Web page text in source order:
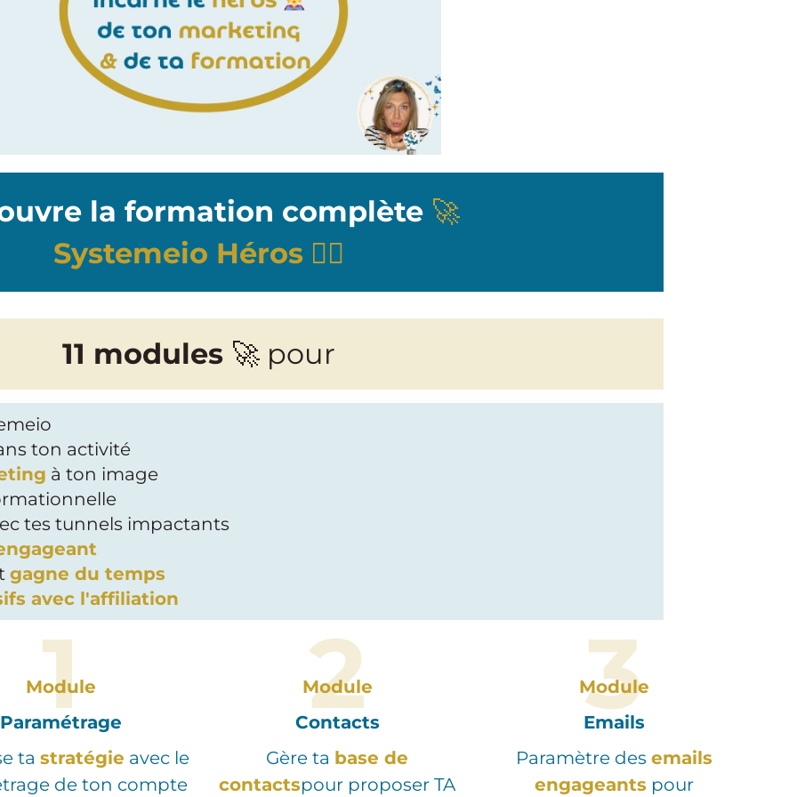
la formation complète 🚀
Systemeio Héros 🦸‍♀️
11 modules 🚀 pour
ton activité
à ton image
tes tunnels impactants
gagne du temps
avec l'affiliation
Module
1
Paramétrage
tastratégie avec le
de ton compte
Module
2
Contacts
Gère ta base de
contactspour proposer TA
Module
3
Emails
Paramètre des emails
engageants pour